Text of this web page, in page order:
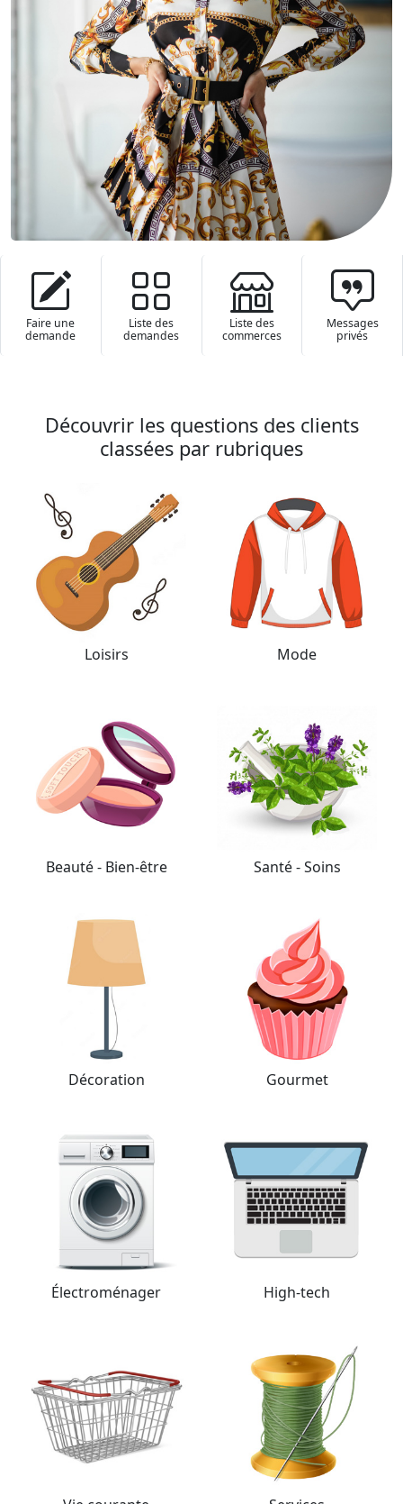
Faire une
demande
Liste des
demandes
Liste des
commerces
Messa­ges
privés
Découvrir les questions des clients
classées par rubriques
Loisirs Mode
Beauté - Bien-être Santé - Soins
Décoration Gourmet
Électro­ménager High-tech